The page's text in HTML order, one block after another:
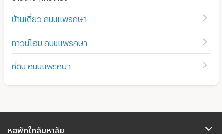
บ้านเดี่ยว ถนนแพรกษา
ทาวน์โฮม ถนนแพรกษา
ที่ดิน ถนนแพรกษา
หอพักใกล้มหาลัย